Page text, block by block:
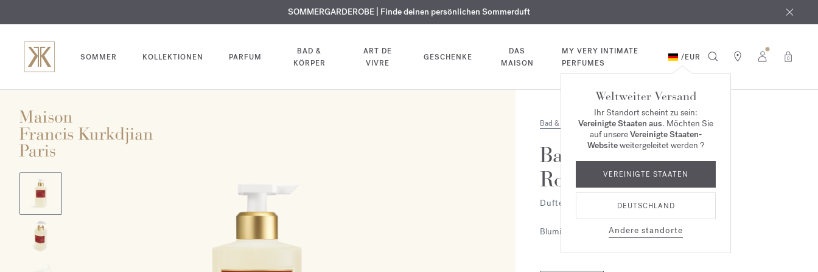
EXKLUSIV | Erhalten Sie OUDvelvet moodin Ihrer Bestellung*
KOSTENLOSE GRAVUR | Auf alle Düfte und Körperöle bis zum 9. August
SOMMERGARDEROBE | Finde deinen persönlichen Sommerduft
SOMMER KOLLEKTIONEN PARFUM
BAD &
KÖRPER
ART DE
VIVRE
GESCHENKE
DAS
MAISON
MY VERY INTIMATE
PERFUMES
/EUR 0
Weltweiter Versand
Ihr Standort scheint zu sein:
Vereinigte Staaten aus. Möchten Sie
auf unsereVereinigte Staaten-
Websiteweitergeleitet werden ?
VEREINIGTE STAATEN
DEUTSCHLAND
Andere standorte
Bad & Körper
Baccarat
Rouge 540
Duftendes Hand- & Körperreinigungsgel
Blumig Holzig